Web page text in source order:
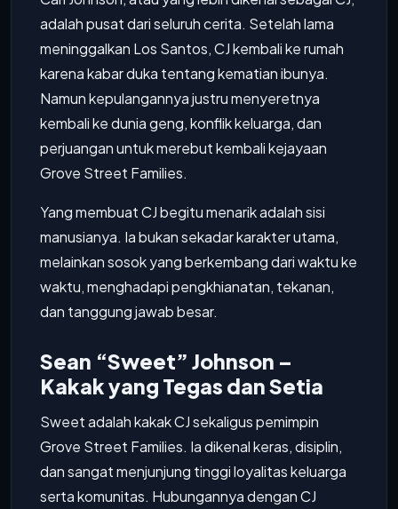
adalah pusat dari seluruh cerita. Setelah lama
meninggalkan Los Santos, CJ kembali ke rumah
karena kabar duka tentang kematian ibunya.
Namun kepulangannya justru menyeretnya
kembali ke dunia geng, konflik keluarga, dan
perjuangan untuk merebut kembali kejayaan
Grove Street Families.
Yang membuat CJ begitu menarik adalah sisi
manusianya. Ia bukan sekadar karakter utama,
melainkan sosok yang berkembang dari waktu ke
waktu, menghadapi pengkhianatan, tekanan,
dan tanggung jawab besar.
Sean “Sweet” Johnson –
Kakak yang Tegas dan Setia
Sweet adalah kakak CJ sekaligus pemimpin
Grove Street Families. Ia dikenal keras, disiplin,
dan sangat menjunjung tinggi loyalitas keluarga
serta komunitas. Hubungannya dengan CJ